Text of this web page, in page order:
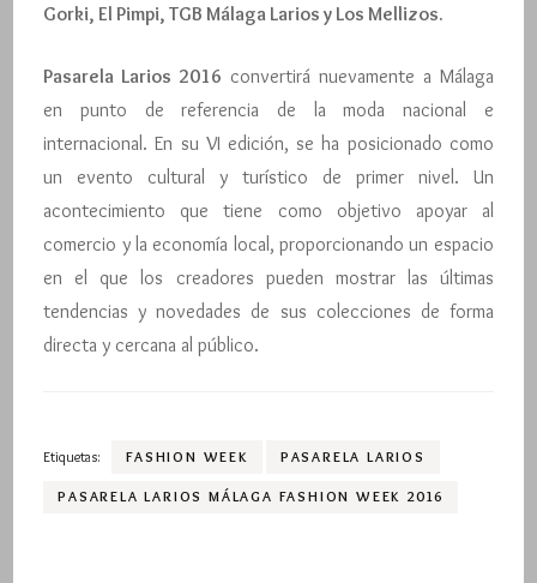
Gorki, El Pimpi, TGB Málaga Larios y Los Mellizos.
Pasarela Larios 2016 convertirá nuevamente a Málaga
en punto de referencia de la moda nacional e
internacional. En su VI edición, se ha posicionado como
un evento cultural y turístico de primer nivel. Un
acontecimiento que tiene como objetivo apoyar al
comercio y la economía local, proporcionando un espacio
en el que los creadores pueden mostrar las últimas
tendencias y novedades de sus colecciones de forma
directa y cercana al público.
Etiquetas: FASHION WEEK PASARELA LARIOS
PASARELA LARIOS MÁLAGA FASHION WEEK 2016